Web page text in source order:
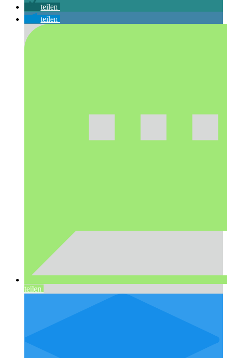
teilen
teilen
teilen